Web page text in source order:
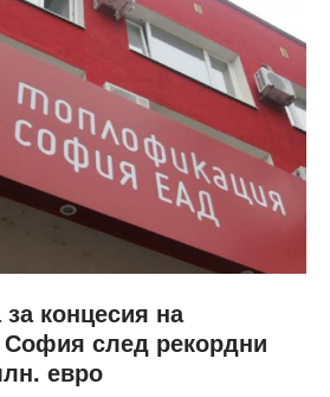
концесия на
след рекордни
евро